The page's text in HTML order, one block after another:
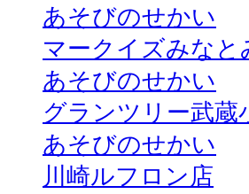
あそびのせかい
マークイズみなと
あそびのせかい
グランツリー武蔵
あそびのせかい
川崎ルフロン店